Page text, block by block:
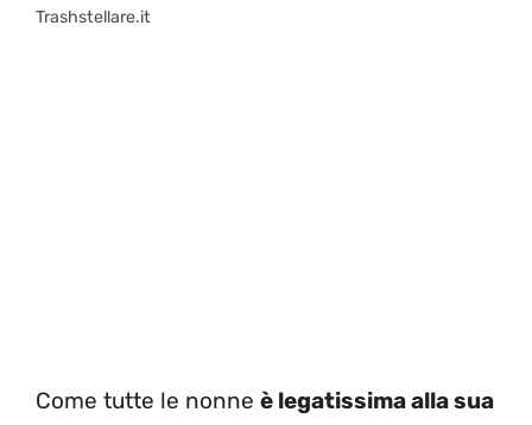
Trashstellare.it
Come tutte le nonne è legatissima alla sua